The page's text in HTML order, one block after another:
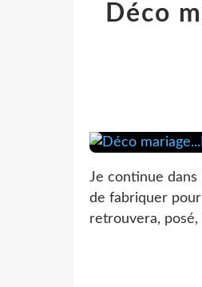
Déco
Je continue dans
de fabriquer
retrouvera, posé,